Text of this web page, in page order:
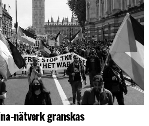
nätverk granskas